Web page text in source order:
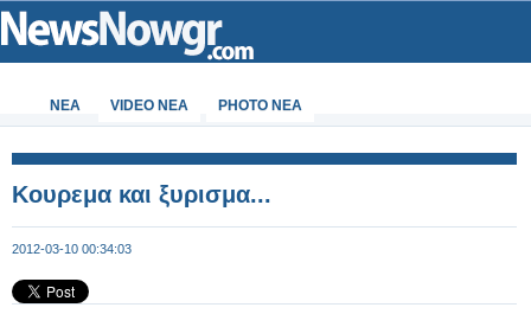
ΝΕΑ VIDEO NEA PHOTO NEA
Κουρεμα και ξυρισμα...
2012-03-10 00:34:03